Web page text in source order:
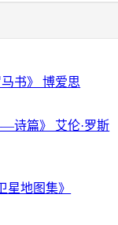
书》 博爱思
诗篇》 艾伦·罗斯
星地图集》